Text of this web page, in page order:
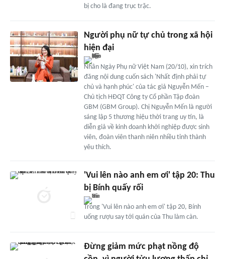
bị cho là đang trục trặc.
Người phụ nữ tự chủ trong xã hội
hiện đại
Nhân Ngày Phụ nữ Việt Nam (20/10), xin trích
đăng nội dung cuốn sách 'Nhất định phải tự
chủ và hạnh phúc' của tác giả Nguyễn Mến –
Chủ tịch HĐQT Công ty Cổ phần Tập đoàn
GBM (GBM Group). Chị Nguyễn Mến là người
sáng lập 5 thương hiệu thời trang uy tín, là
diễn giả về kinh doanh khởi nghiệp được sinh
viên, đoàn viên thanh niên nhiều tỉnh thành
yêu thích.
'Vui lên nào anh em ơi' tập 20: Thu
bị Bính quấy rối
Trong 'Vui lên nào anh em ơi' tập 20, Bính
uống rượu say tới quán của Thu làm càn.
Đừng giảm mức phạt nồng độ